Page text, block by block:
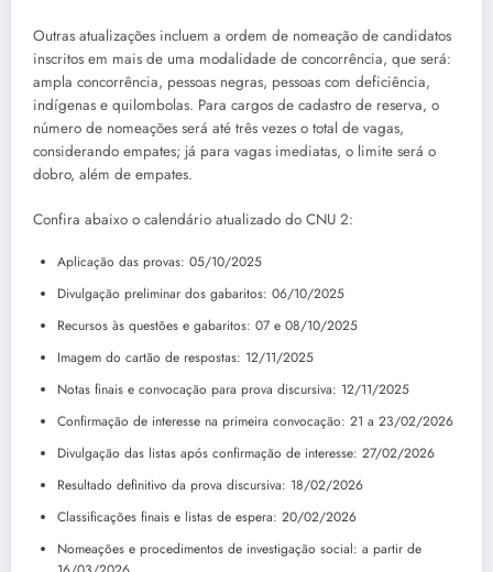
Outras atualizações incluem a ordem de nomeação de candidatos
inscritos em mais de uma modalidade de concorrência, que será:
ampla concorrência, pessoas negras, pessoas com deficiência,
indígenas e quilombolas. Para cargos de cadastro de reserva, o
número de nomeações será até três vezes o total de vagas,
considerando empates; já para vagas imediatas, o limite será o
dobro, além de empates.
Confira abaixo o calendário atualizado do CNU 2:
Aplicação das provas: 05/10/2025
Divulgação preliminar dos gabaritos: 06/10/2025
Recursos às questões e gabaritos: 07 e 08/10/2025
Imagem do cartão de respostas: 12/11/2025
Notas finais e convocação para prova discursiva: 12/11/2025
Confirmação de interesse na primeira convocação: 21 a 23/02/2026
Divulgação das listas após confirmação de interesse: 27/02/2026
Resultado definitivo da prova discursiva: 18/02/2026
Classificações finais e listas de espera: 20/02/2026
Nomeações e procedimentos de investigação social: a partir de